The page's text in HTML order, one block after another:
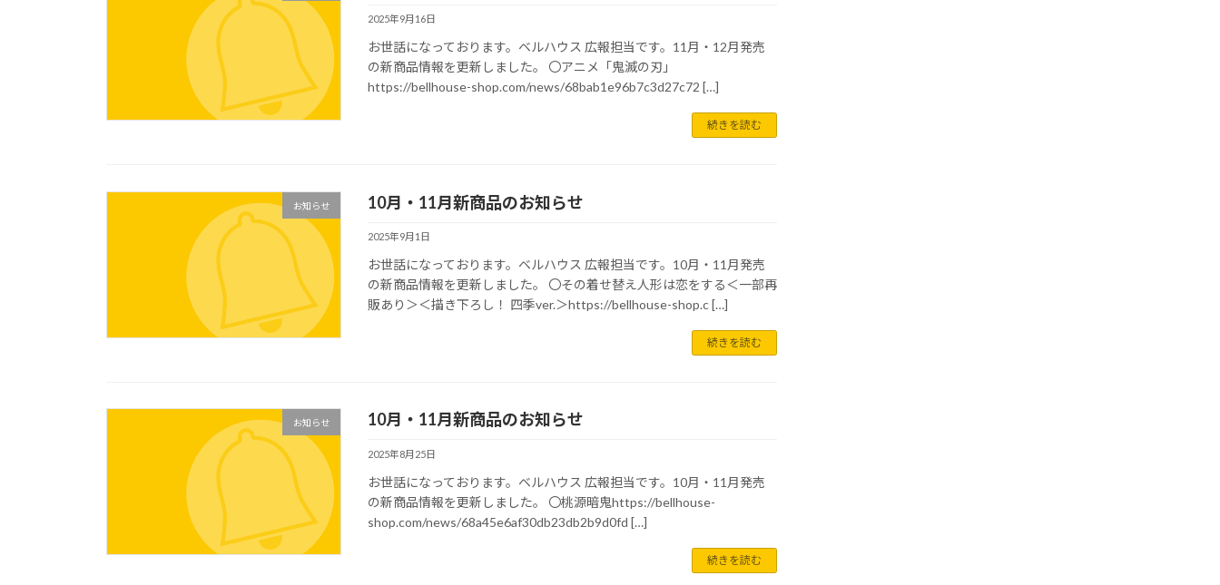
2025年9月16日
お世話になっております。ベルハウス 広報担当です。11月・12月発売
の新商品情報を更新しました。 〇アニメ「鬼滅の刃」
https://bellhouse-shop.com/news/68bab1e96b7c3d27c72 […]
続きを読む
お知らせ 10月・11月新商品のお知らせ
2025年9月1日
お世話になっております。ベルハウス 広報担当です。10月・11月発売
の新商品情報を更新しました。 〇その着せ替え人形は恋をする＜一部再
販あり＞＜描き下ろし！ 四季ver.＞https://bellhouse-shop.c […]
続きを読む
お知らせ 10月・11月新商品のお知らせ
2025年8月25日
お世話になっております。ベルハウス 広報担当です。10月・11月発売
の新商品情報を更新しました。 〇桃源暗鬼https://bellhouse-
shop.com/news/68a45e6af30db23db2b9d0fd […]
続きを読む